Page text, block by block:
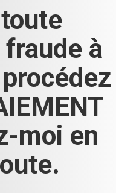
à
moi en